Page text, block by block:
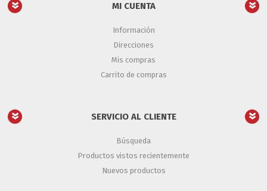
MI CUENTA
Información
Direcciones
Mis compras
Carrito de compras
SERVICIO AL CLIENTE
Búsqueda
Productos vistos recientemente
Nuevos productos